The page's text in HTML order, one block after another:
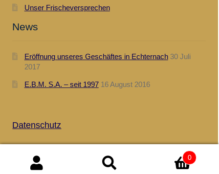
Unser Frischeversprechen
News
Eröffnung unseres Geschäftes in Echternach 30 Juli
2017
E.B.M. S.A. – seit 1997 16 August 2016
.
Datenschutz
0